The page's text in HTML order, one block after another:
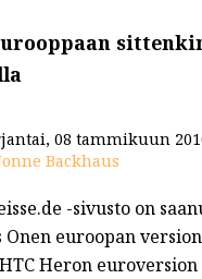
08 tammikuun
Backhaus
-sivusto on
Onen euroopan
Heron euroversion